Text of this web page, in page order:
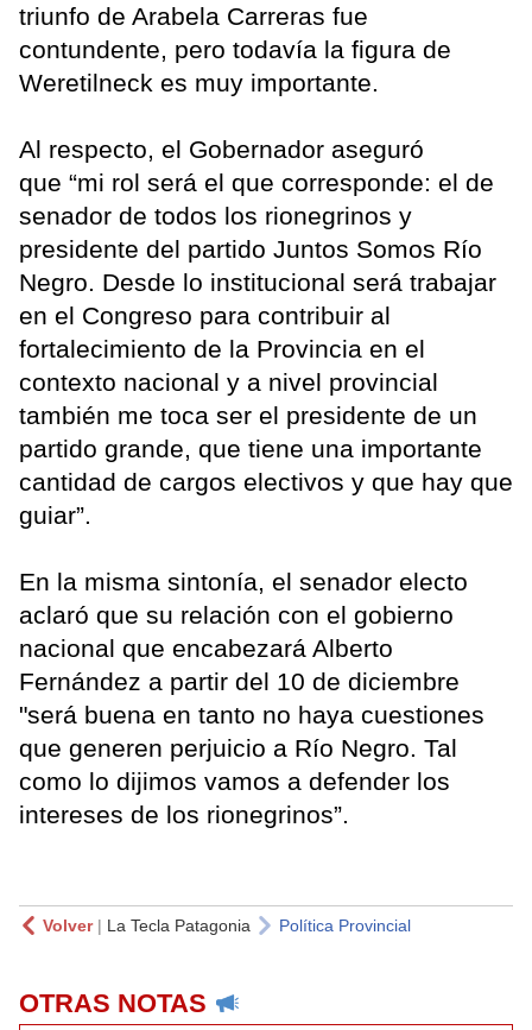
triunfo de Arabela Carreras fue
contundente, pero todavía la figura de
Weretilneck es muy importante.
Al respecto, el Gobernador aseguró
que “mi rol será el que corresponde: el de
senador de todos los rionegrinos y
presidente del partido Juntos Somos Río
Negro. Desde lo institucional será trabajar
en el Congreso para contribuir al
fortalecimiento de la Provincia en el
contexto nacional y a nivel provincial
también me toca ser el presidente de un
partido grande, que tiene una importante
cantidad de cargos electivos y que hay que
guiar”.
En la misma sintonía, el senador electo
aclaró que su relación con el gobierno
nacional que encabezará Alberto
Fernández a partir del 10 de diciembre
"será buena en tanto no haya cuestiones
que generen perjuicio a Río Negro. Tal
como lo dijimos vamos a defender los
intereses de los rionegrinos”.
Volver| La Tecla Patagonia Política Provincial
OTRAS NOTAS